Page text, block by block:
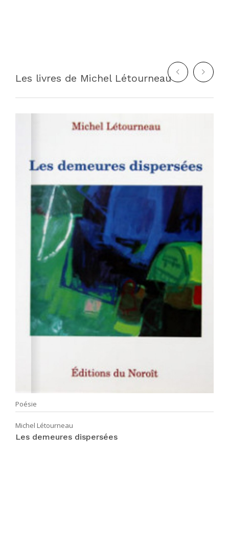
Les livres de Michel Létourneau
Poésie
Michel Létourneau
Les demeures dispersées